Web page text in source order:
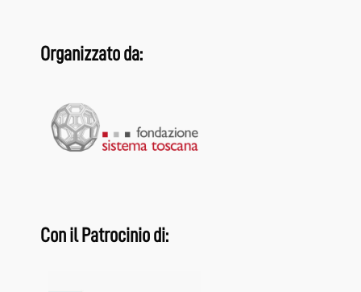
Organizzato da:
Con il Patrocinio di: